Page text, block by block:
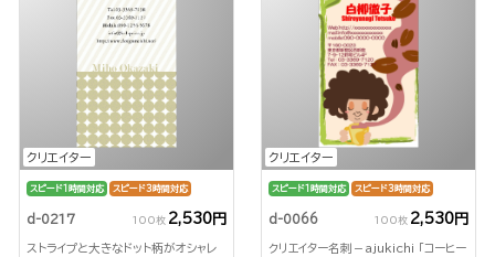
クリエイター
スピード1時間対応 スピード3時間対応
d-0217 100枚 2,530円
ストライプと大きなドット柄がオシャレ
クリエイター
スピード1時間対応 スピード3時間対応
d-0066 100枚 2,530円
クリエイター名刺－ajukichi 「コーヒー